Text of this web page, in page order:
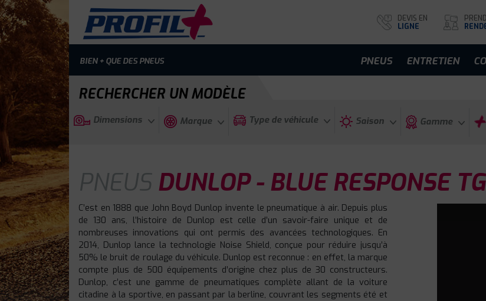
BIEN + QUE DES PNEUS
DEVIS EN
LIGNE
PNEUS ENTRETIEN
RECHERCHER UN MODÈLE
Dimensions Marque Type de véhicule Saison Gamme
PNEUS DUNLOP - BLUE RESPONSE TG
C’est en 1888 que John Boyd Dunlop invente le pneumatique à air. Depuis plus
de 130 ans, l’histoire de Dunlop est celle d’un savoir-faire unique et de
nombreuses innovations qui ont permis des avancées technologiques. En
2014, Dunlop lance la technologie Noise Shield, conçue pour réduire jusqu’à
50% le bruit de roulage du véhicule. Dunlop est reconnue : en effet, la marque
compte plus de 500 équipements d’origine chez plus de 30 constructeurs.
Dunlop, c’est une gamme de pneumatiques complète allant de la voiture
citadine à la sportive, en passant par la berline, couvrant les segments été et